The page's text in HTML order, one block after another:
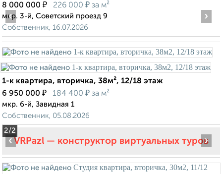
8 000 000 ₽ 226 000 ₽ за м²
мкр. 3-й, Советский проезд 9
Собственник, 16.07.2026
2/2
‹ ›
1-к квартира, вторичка, 38м², 12/18 этаж
6 950 000 ₽ 184 400 ₽ за м²
мкр. 6-й, Завидная 1
Собственник, 05.08.2026
VRPazl — конструктор виртуальных туров
‹ ›